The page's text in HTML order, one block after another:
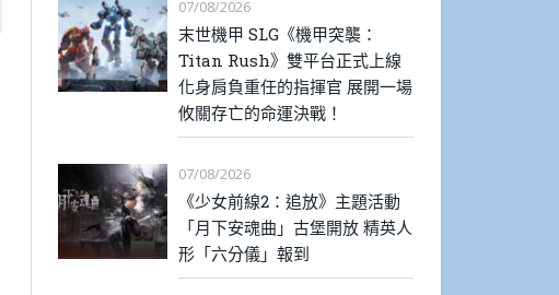
07/08/2026
末世機甲 SLG《機甲突襲：
Titan Rush》雙平台正式上線
化身肩負重任的指揮官 展開一場
攸關存亡的命運決戰！
07/08/2026
《少女前線2：追放》主題活動
「月下安魂曲」古堡開放 精英人
形「六分儀」報到